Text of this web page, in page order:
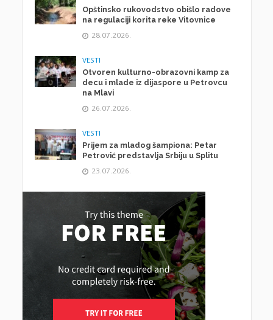
Opštinsko rukovodstvo obišlo radove
na regulaciji korita reke Vitovnice
28.07.2026.
VESTI
Otvoren kulturno-obrazovni kamp za
decu i mlade iz dijaspore u Petrovcu
na Mlavi
26.07.2026.
VESTI
Prijem za mladog šampiona: Petar
Petrović predstavlja Srbiju u Splitu
23.07.2026.